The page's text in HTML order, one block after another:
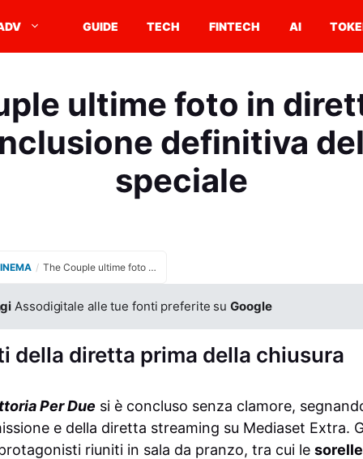
GUIDE TECH FINTECH AI
ultime foto in
definitiva
speciale
/ The Couple ultime foto in diretta prima della conclusione definitiva dell’evento speciale
Assodigitale alle tue fonti preferite suGoogle
della diretta prima della chiusura
Per Due si è concluso senza clamore,
e della diretta streaming su Mediaset Extra.
riuniti in sala da pranzo, tra cui le